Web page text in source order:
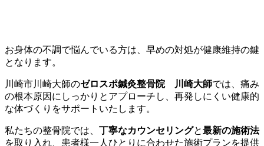
お身体の不調で悩んでいる方は、早めの対処が健康維持の鍵
となります。
川崎市川崎大師のゼロスポ鍼灸整骨院 川崎大師では、痛み
の根本原因にしっかりとアプローチし、再発しにくい健康的
な体づくりをサポートいたします。
私たちの整骨院では、 丁寧なカウンセリングと最新の施術法
を取り入れ、患者様一人ひとりに合わせた施術プランを提供